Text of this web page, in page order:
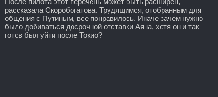
рассказала Скоробогатова. Трудящимся, отобранным для
общения с Путиным, все понравилось. Иначе зачем нужно
было добиваться досрочной отставки Аяна, хотя он и так
готов был уйти после Токио?